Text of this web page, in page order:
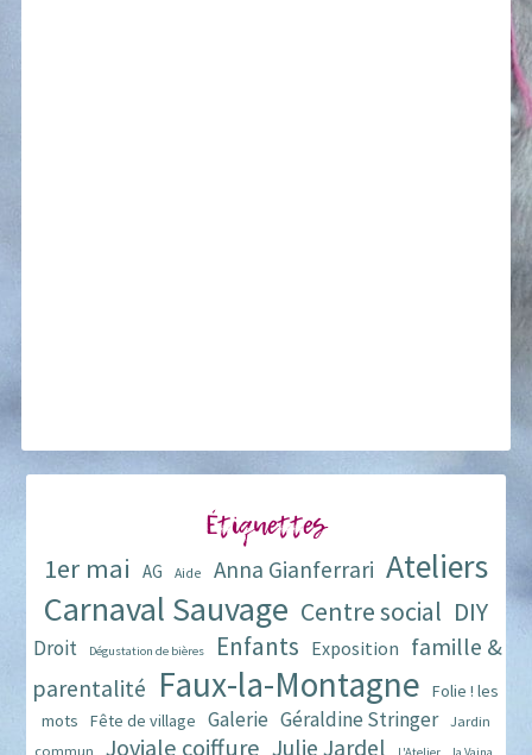
Étiquettes
1er mai AG Aide Anna Gianferrari Ateliers
Carnaval Sauvage Centre social DIY
Droit Dégustation de bières Enfants Exposition famille &
parentalité Faux-la-Montagne
Folie ! les
mots
Fête de village Galerie Géraldine Stringer
Jardin
commun
Joviale coiffure Julie Jardel L'Atelier la Vaina